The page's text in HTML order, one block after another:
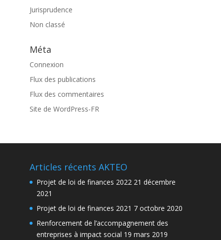
Jurisprudence
Non classé
Méta
Connexion
Flux des publications
Flux des commentaires
Site de WordPress-FR
Articles récents AKTEO
Projet de loi de finances 2022 21 décembre
2021
Projet de loi de finances 2021 7 octobre 2020
Renforcement de l’accompagnement des
entreprises à impact social 19 mars 2019